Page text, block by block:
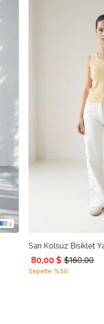
3
Sarı Kolsuz Bisiklet
$160.00
80,00 $
Sepette %50